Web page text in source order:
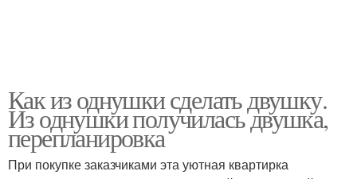
Как из однушки сделать двушку.
Из однушки получилась двушка,
перепланировка
При покупке заказчиками эта уютная квартирка